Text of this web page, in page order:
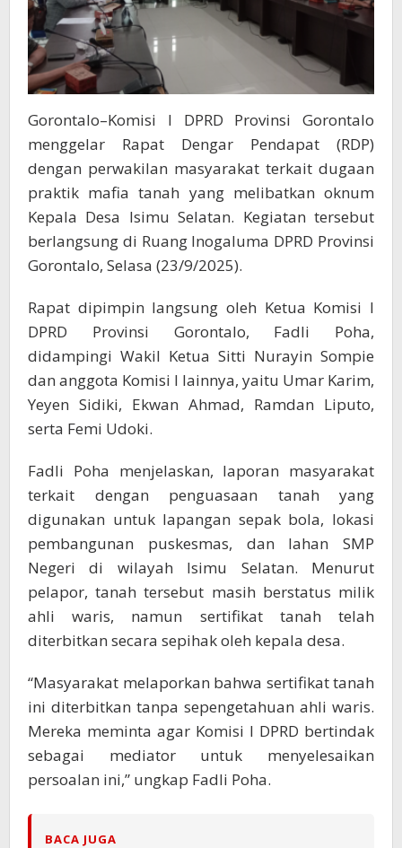
Gorontalo–Komisi I DPRD Provinsi Gorontalo
menggelar Rapat Dengar Pendapat (RDP)
dengan perwakilan masyarakat terkait dugaan
praktik mafia tanah yang melibatkan oknum
Kepala Desa Isimu Selatan. Kegiatan tersebut
berlangsung di Ruang Inogaluma DPRD Provinsi
Gorontalo, Selasa (23/9/2025).
Rapat dipimpin langsung oleh Ketua Komisi I
DPRD Provinsi Gorontalo, Fadli Poha,
didampingi Wakil Ketua Sitti Nurayin Sompie
dan anggota Komisi I lainnya, yaitu Umar Karim,
Yeyen Sidiki, Ekwan Ahmad, Ramdan Liputo,
serta Femi Udoki.
Fadli Poha menjelaskan, laporan masyarakat
terkait dengan penguasaan tanah yang
digunakan untuk lapangan sepak bola, lokasi
pembangunan puskesmas, dan lahan SMP
Negeri di wilayah Isimu Selatan. Menurut
pelapor, tanah tersebut masih berstatus milik
ahli waris, namun sertifikat tanah telah
diterbitkan secara sepihak oleh kepala desa.
“Masyarakat melaporkan bahwa sertifikat tanah
ini diterbitkan tanpa sepengetahuan ahli waris.
Mereka meminta agar Komisi I DPRD bertindak
sebagai mediator untuk menyelesaikan
persoalan ini,” ungkap Fadli Poha.
BACA JUGA